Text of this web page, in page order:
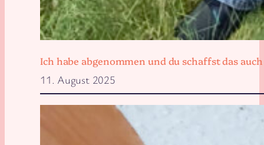
Ich habe abgenommen und du schaffst das auch
11. August 2025